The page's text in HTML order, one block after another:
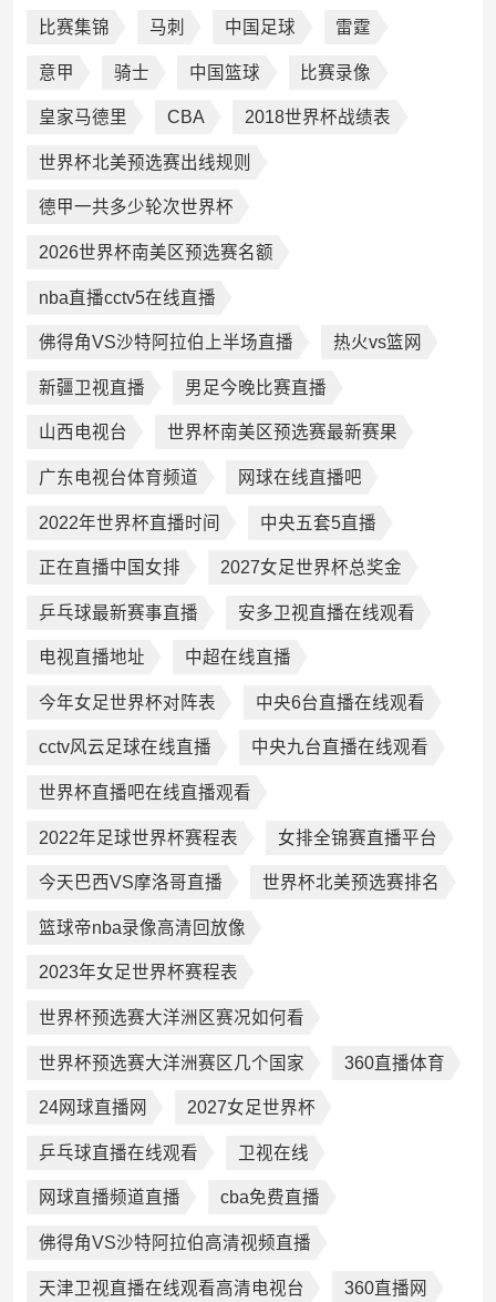
比赛集锦 马刺 中国足球 雷霆
意甲 骑士 中国篮球 比赛录像
皇家马德里 CBA 2018世界杯战绩表
世界杯北美预选赛出线规则
德甲一共多少轮次世界杯
2026世界杯南美区预选赛名额
nba直播cctv5在线直播
佛得角VS沙特阿拉伯上半场直播 热火vs篮网
新疆卫视直播 男足今晚比赛直播
山西电视台 世界杯南美区预选赛最新赛果
广东电视台体育频道 网球在线直播吧
2022年世界杯直播时间 中央五套5直播
正在直播中国女排 2027女足世界杯总奖金
乒乓球最新赛事直播 安多卫视直播在线观看
电视直播地址 中超在线直播
今年女足世界杯对阵表 中央6台直播在线观看
cctv风云足球在线直播 中央九台直播在线观看
世界杯直播吧在线直播观看
2022年足球世界杯赛程表 女排全锦赛直播平台
今天巴西VS摩洛哥直播 世界杯北美预选赛排名
篮球帝nba录像高清回放像
2023年女足世界杯赛程表
世界杯预选赛大洋洲区赛况如何看
世界杯预选赛大洋洲赛区几个国家 360直播体育
24网球直播网 2027女足世界杯
乒乓球直播在线观看 卫视在线
网球直播频道直播 cba免费直播
佛得角VS沙特阿拉伯高清视频直播
天津卫视直播在线观看高清电视台 360直播网